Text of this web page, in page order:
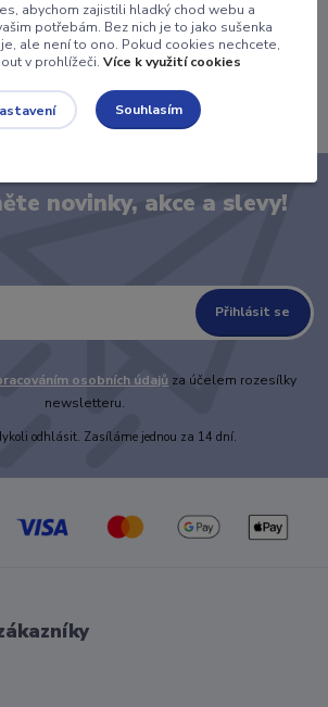
Zobrazit všechny články
novinky, akce a slevy!
Přihlásit se
osobních údajů za účelem rozesílky
newsletteru.
odhlásit. Zasíláme jednou za 14 dní.
abychom zajistili hladký chod webu a
potřebám. Bez nich je to jako sušenka
ale není to ono. Pokud cookies nechcete,
v prohlížeči.Více k využití cookies
Souhlasím